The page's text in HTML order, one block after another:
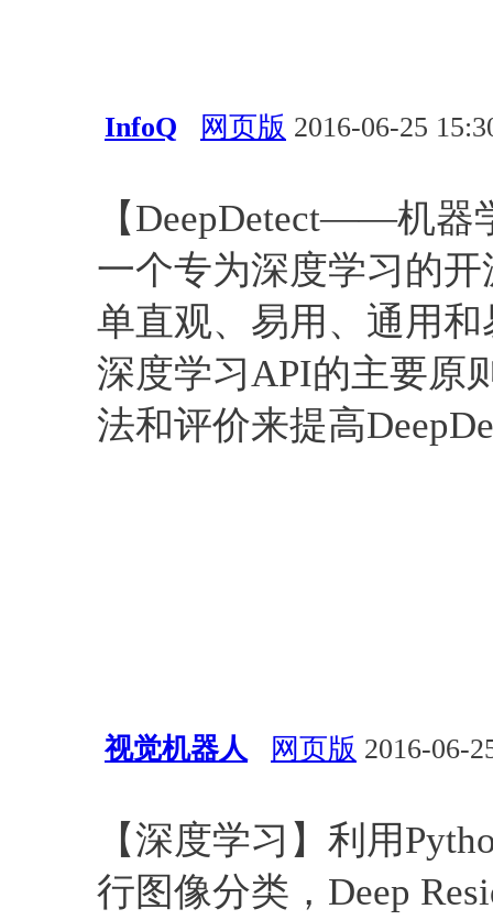
InfoQ 网页版 2016-06-25
【DeepDetect——机器
一个专为深度学习的开
单直观、易用、通用
深度学习API的主要原
法和评价来提高
视觉机器人 网页版 2016-06-
【深度学习】利用
行图像分类，Deep